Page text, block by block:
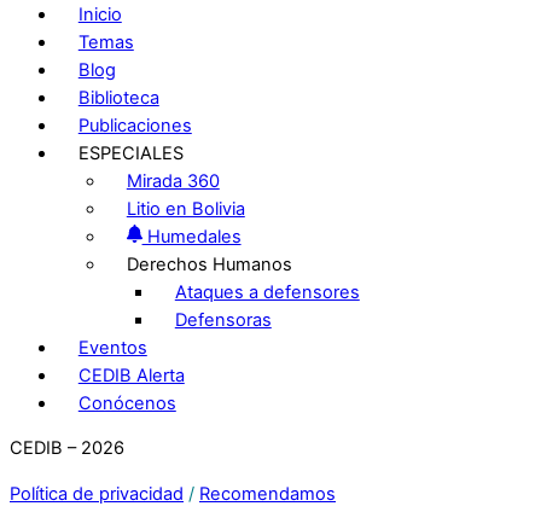
Inicio
Temas
Blog
Biblioteca
Publicaciones
ESPECIALES
Mirada 360
Litio en Bolivia
Humedales
Derechos Humanos
Ataques a defensores
Defensoras
Eventos
CEDIB Alerta
Conócenos
CEDIB – 2026
Política de privacidad / Recomendamos